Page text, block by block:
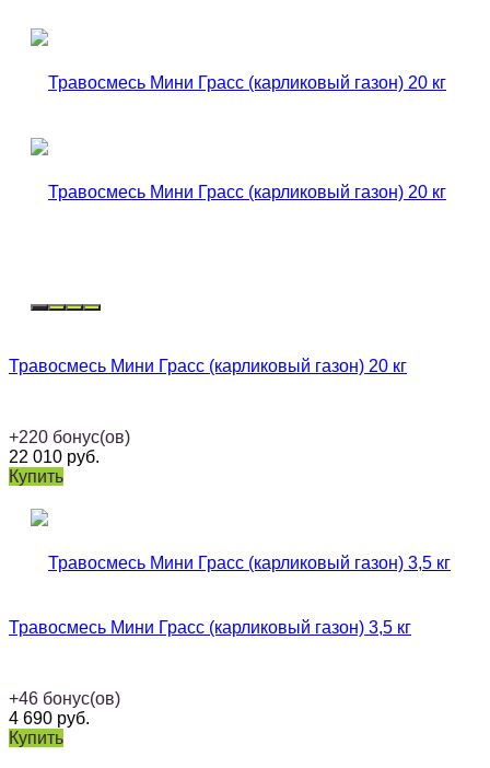
Травосмесь Мини Грасс (карликовый газон) 20 кг
+220 бонус(ов)
22 010 руб.
Купить
Травосмесь Мини Грасс (карликовый газон) 3,5 кг
+46 бонус(ов)
4 690 руб.
Купить